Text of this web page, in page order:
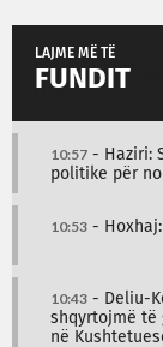
LAJME MË TË
FUNDIT
10:57 - Haziri:
politike për
10:53 -
10:43 - Deliu-
shqyrtojmë të
në